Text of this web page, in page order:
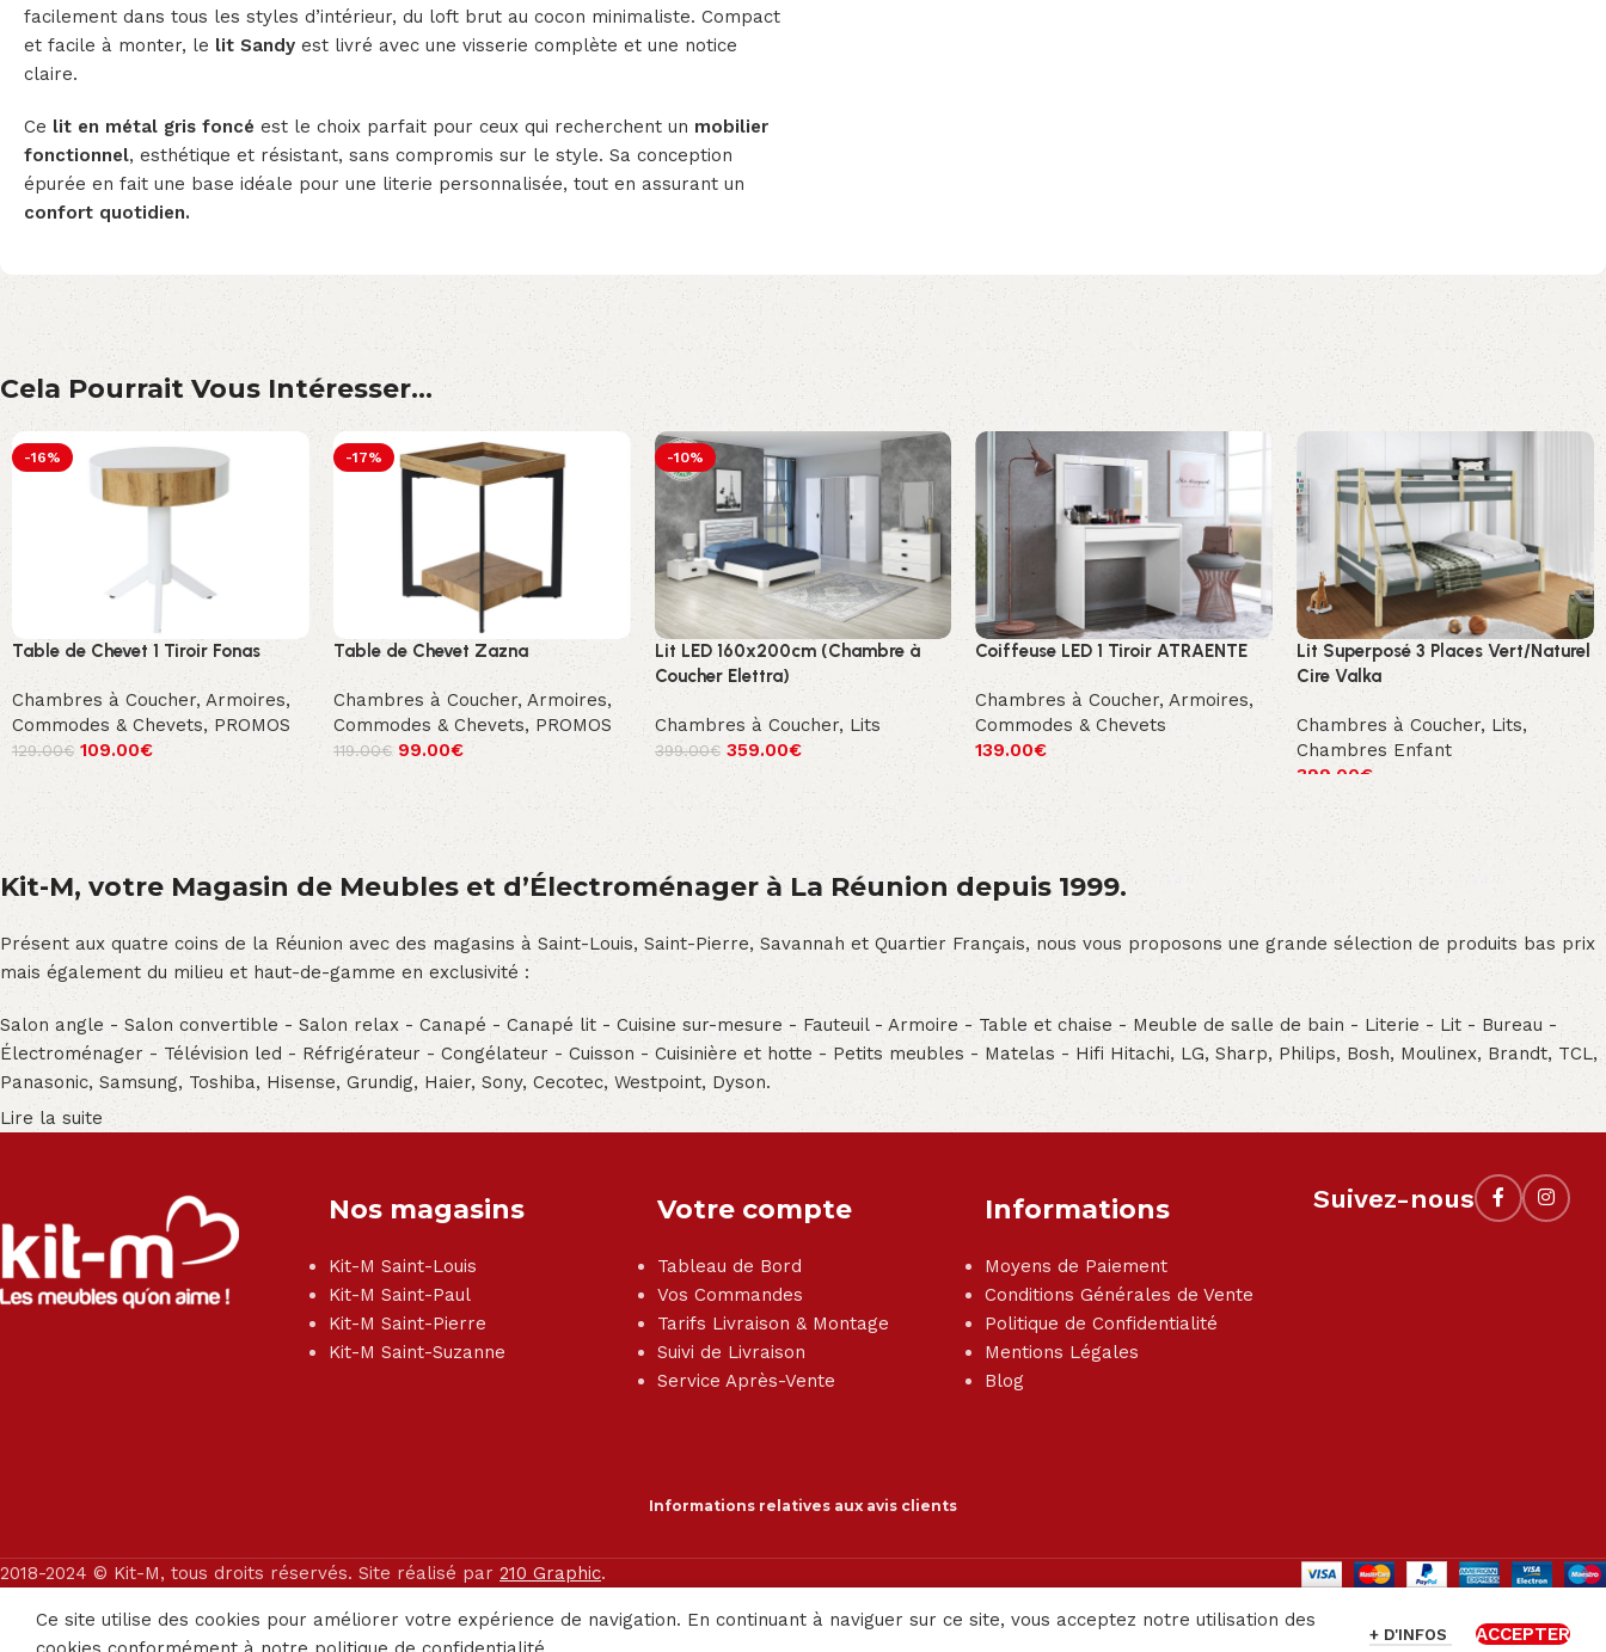
facilement dans tous les styles d’intérieur, du loft brut au cocon minimaliste. Compact
et facile à monter, le lit Sandy est livré avec une visserie complète et une notice
claire.
Ce lit en métal gris foncé est le choix parfait pour ceux qui recherchent un mobilier
fonctionnel, esthétique et résistant, sans compromis sur le style. Sa conception
épurée en fait une base idéale pour une literie personnalisée, tout en assurant un
confort quotidien.
Cela Pourrait Vous Intéresser...
-16%
Table de Chevet 1 Tiroir Fonas
Chambres à Coucher, Armoires,
Commodes & Chevets, PROMOS
129.00€ 109.00€
-17%
Table de Chevet Zazna
Chambres à Coucher, Armoires,
Commodes & Chevets, PROMOS
119.00€ 99.00€
-10%
Lit LED 160x200cm (Chambre à
Coucher Elettra)
Chambres à Coucher, Lits
399.00€ 359.00€
Coiffeuse LED 1 Tiroir ATRAENTE
Chambres à Coucher,Armoires,
Commodes & Chevets
139.00€
Lit Superposé 3 Places Vert/Naturel
Cire Valka
Chambres à Coucher, Lits,
Chambres Enfant
399.00€
Kit-M, votre Magasin de Meubles et d’Électroménager à La Réunion depuis 1999.
Présent aux quatre coins de la Réunion avec des magasins à Saint-Louis, Saint-Pierre, Savannah et Quartier Français, nous vous proposons une grande sélection de produits bas prix
mais également du milieu et haut-de-gamme en exclusivité :
Salon angle - Salon convertible - Salon relax - Canapé - Canapé lit - Cuisine sur-mesure - Fauteuil - Armoire - Table et chaise - Meuble de salle de bain - Literie - Lit - Bureau -
Électroménager - Télévision led - Réfrigérateur - Congélateur - Cuisson - Cuisinière et hotte - Petits meubles - Matelas - Hifi Hitachi, LG, Sharp, Philips, Bosh, Moulinex, Brandt, TCL,
Panasonic, Samsung, Toshiba, Hisense, Grundig, Haier, Sony, Cecotec, Westpoint, Dyson.
Lire la suite
Nos magasins
Kit-M Saint-Louis
Kit-M Saint-Paul
Kit-M Saint-Pierre
Kit-M Saint-Suzanne
Votre compte
Tableau de Bord
Vos Commandes
Tarifs Livraison & Montage
Suivi de Livraison
Service Après-Vente
Informations
Moyens de Paiement
Conditions Générales de Vente
Politique de Confidentialité
Mentions Légales
Blog
Suivez-nous
Informations relatives aux avis clients
2018-2024 © Kit-M, tous droits réservés. Site réalisé par 210 Graphic.
Ce site utilise des cookies pour améliorer votre expérience de navigation. En continuant à naviguer sur ce site, vous acceptez notre utilisation des
+ D'INFOS ACCEPTER